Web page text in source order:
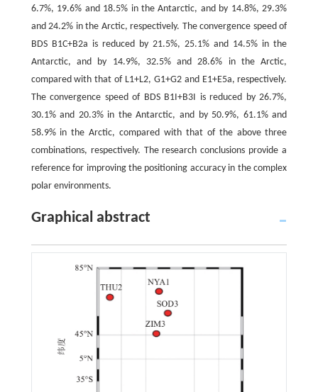
6.7%, 19.6% and 18.5% in the Antarctic, and by 14.8%, 29.3%
and 24.2% in the Arctic, respectively. The convergence speed of
BDS B1C+B2a is reduced by 21.5%, 25.1% and 14.5% in the
Antarctic, and by 14.9%, 32.5% and 28.6% in the Arctic,
compared with that of L1+L2, G1+G2 and E1+E5a, respectively.
The convergence speed of BDS B1I+B3I is reduced by 26.7%,
30.1% and 20.3% in the Antarctic, and by 50.9%, 61.1% and
58.9% in the Arctic, compared with that of the above three
combinations, respectively. The research conclusions provide a
reference for improving the positioning accuracy in the complex
polar environments.
Graphical abstract